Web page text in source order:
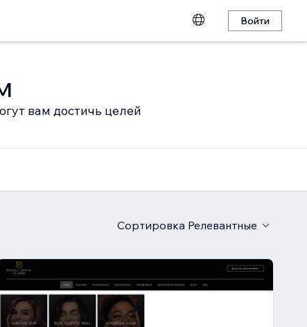
Войти
вам достичь целей
Сортировка Релевантные